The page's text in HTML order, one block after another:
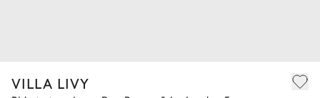
VILLA LIVY